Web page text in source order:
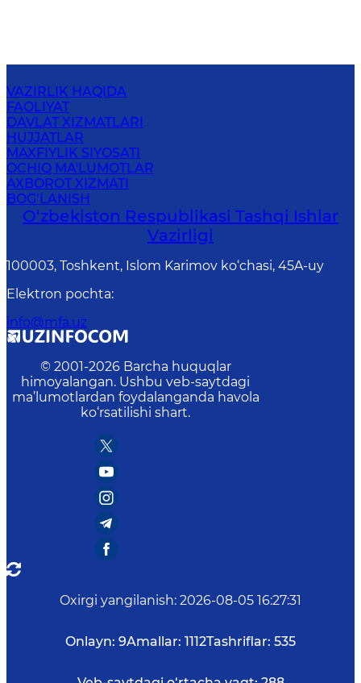
VAZIRLIK HAQIDA
FAOLIYAT
DAVLAT XIZMATLARI
HUJJATLAR
MAXFIYLIK SIYOSATI
OCHIQ MA'LUMOTLAR
AXBOROT XIZMATI
BOG‘LANISH
O‘zbеkistоn Rеspublikаsi Tashqi Ishlаr
Vаzirligi
100003, Toshkent, Islom Karimov ko‘chasi, 45A-uy
Elektron pochta:
info@mfa.uz
© 2001-2026 Barcha huquqlar
himoyalangan. Ushbu veb-saytdagi
ma’lumotlardan foydalanganda havola
ko‘rsatilishi shart.
Oxirgi yangilanish: 2026-08-05 16:27:31
Onlayn: 9Amallar: 1112Tashriflar: 535